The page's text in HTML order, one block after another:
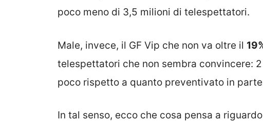
poco meno di 3,5 milioni di telespettatori.
Male, invece, il GF Vip che non va oltre il
telespettatori che non sembra convincere:
poco rispetto a quanto preventivato in
In tal senso, ecco che cosa pensa a